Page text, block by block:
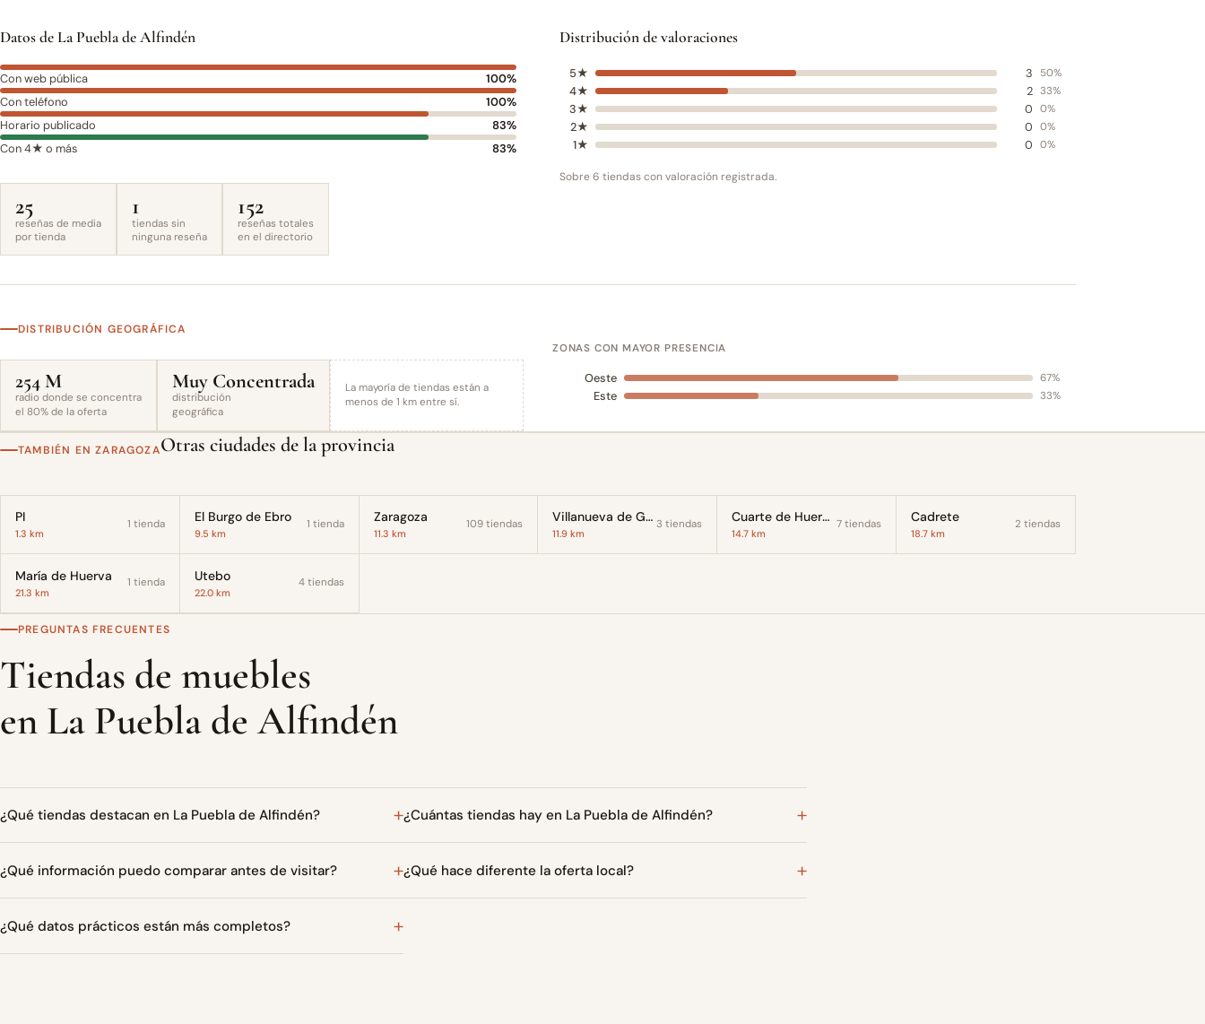
Datos de La Puebla de Alfindén
Con web pública
100%
Con teléfono
100%
Horario publicado
83%
Con 4★ o más
83%
25
reseñas de media
por tienda
1
tiendas sin
ninguna reseña
152
reseñas totales
en el directorio
Distribución de valoraciones
5★ 3 50%
4★ 2 33%
3★ 0 0%
2★ 0 0%
1★ 0 0%
Sobre 6 tiendas con valoración registrada.
DISTRIBUCIÓN GEOGRÁFICA
254 M
radio donde se concentra
el 80% de la oferta
Muy Concentrada
distribución
geográfica
La mayoría de tiendas están a
menos de 1 km entre sí.
ZONAS CON MAYOR PRESENCIA
Oeste 67%
Este 33%
TAMBIÉN EN ZARAGOZAOtras ciudades de la provincia
PI
1.3 km
1 tienda El Burgo de Ebro
9.5 km
1 tienda Zaragoza
11.3 km
109 tiendas Villanueva de Gállego
11.9 km
3 tiendas Cuarte de Huerva
14.7 km
7 tiendas Cadrete
18.7 km
2 tiendas
María de Huerva
21.3 km
1 tienda Utebo
22.0 km
4 tiendas
PREGUNTAS FRECUENTES
Tiendas de muebles
en La Puebla de Alfindén
¿Qué tiendas destacan en La Puebla de Alfindén? ¿Cuántas tiendas hay en La Puebla de Alfindén?
¿Qué información puedo comparar antes de visitar? ¿Qué hace diferente la oferta local?
¿Qué datos prácticos están más completos?